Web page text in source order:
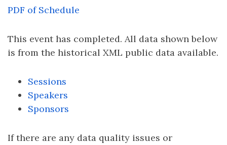
PDF of Schedule
This event has completed. All data shown below
is from the historical XML public data available.
Sessions
Speakers
Sponsors
If there are any data quality issues or